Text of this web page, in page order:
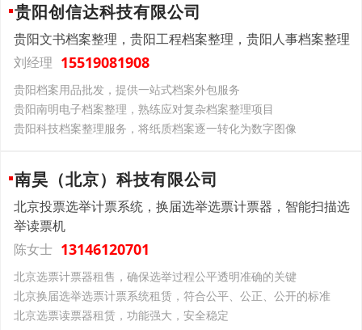
贵阳创信达科技有限公司
贵阳文书档案整理，贵阳工程档案整理，贵阳人事档案整理
刘经理 15519081908
贵阳档案用品批发，提供一站式档案外包服务
贵阳南明电子档案整理，熟练应对复杂档案整理项目
贵阳科技档案整理服务，将纸质档案逐一转化为数字图像
南昊（北京）科技有限公司
北京投票选举计票系统，换届选举选票计票器，智能扫描选
举读票机
陈女士 13146120701
北京选票计票器租售，确保选举过程公平透明准确的关键
北京换届选举选票计票系统租赁，符合公平、公正、公开的标准
北京选票读票器租赁，功能强大，安全稳定